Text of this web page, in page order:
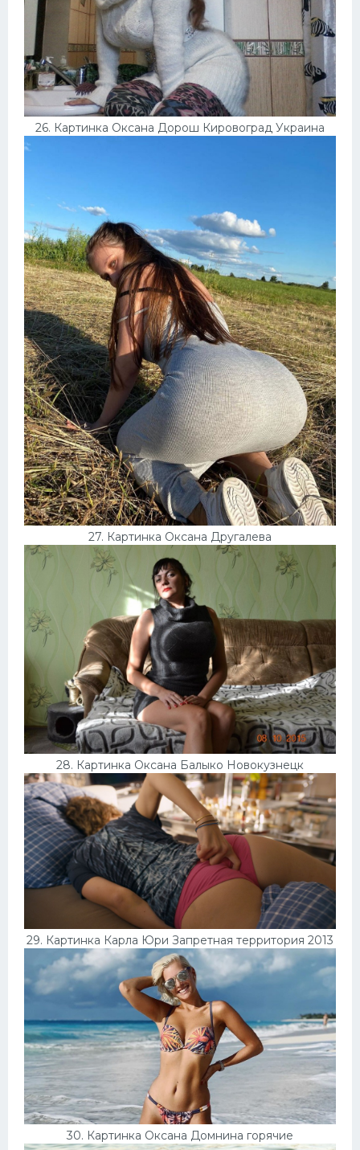
26. Картинка Оксана Дорош Кировоград Украина
27. Картинка Оксана Другалева
28. Картинка Оксана Балыко Новокузнецк
29. Картинка Карла Юри Запретная территория 2013
30. Картинка Оксана Домнина горячие